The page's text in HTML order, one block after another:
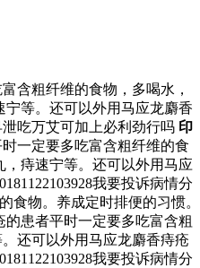
含粗纤维的食物，多喝水，
宁等。还可以外用马应龙麝香
泄吃万艾可加上必利劲行吗 印
一定要多吃富含粗纤维的食
，痔速宁等。还可以外用马应
我要投诉病情分
食物。养成定时排便的习惯。
的患者平时一定要多吃富含粗
还可以外用马应龙麝香痔疮
我要投诉病情分